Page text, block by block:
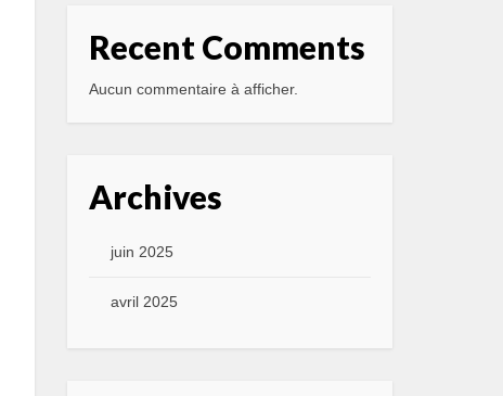
Recent Comments
Aucun commentaire à afficher.
Archives
juin 2025
avril 2025